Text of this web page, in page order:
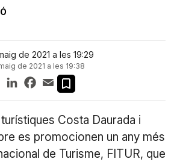
de 2021 a les 19:29
de 2021 a les 19:38
TelegramLinkedInFacebook
Email
Costa Daurada i
es promocionen un any més
de Turisme, FITUR, que